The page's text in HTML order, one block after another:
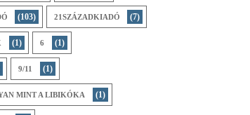
(103) 21SZÁZADKIADÓ (7)
(1) 6 (1)
9/11 (1)
MINT A LIBIKÓKA (1)